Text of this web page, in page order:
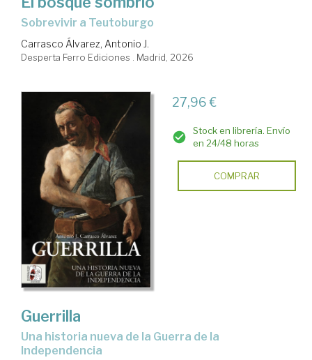
Sobrevivir a Teutoburgo
Carrasco Álvarez, Antonio J.
Desperta Ferro Ediciones . Madrid, 2026
27,96 €
Stock en librería. Envío
en 24/48 horas
COMPRAR
Guerrilla
Una historia nueva de la Guerra de la
Independencia